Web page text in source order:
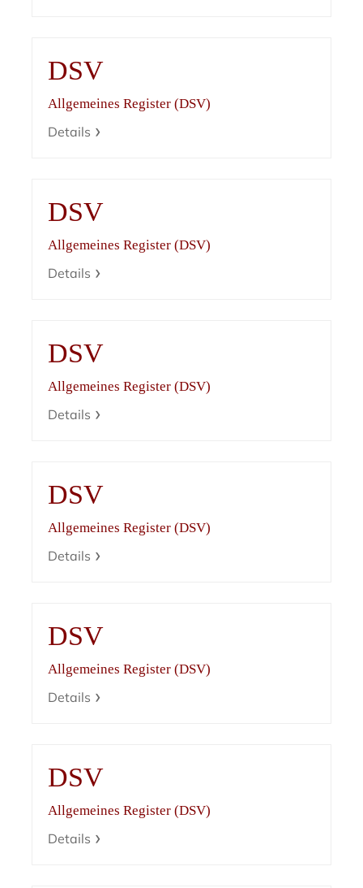
DSV
Allgemeines Register (DSV)
Details
DSV
Allgemeines Register (DSV)
Details
DSV
Allgemeines Register (DSV)
Details
DSV
Allgemeines Register (DSV)
Details
DSV
Allgemeines Register (DSV)
Details
DSV
Allgemeines Register (DSV)
Details